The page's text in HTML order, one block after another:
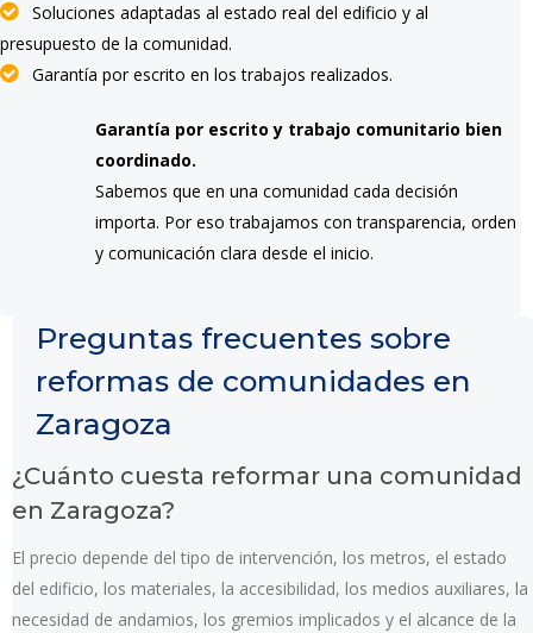
Soluciones adaptadas al estado real del edificio y al
presupuesto de la comunidad.
Garantía por escrito en los trabajos realizados.
Garantía por escrito y trabajo comunitario bien
coordinado.
Sabemos que en una comunidad cada decisión
importa. Por eso trabajamos con transparencia, orden
y comunicación clara desde el inicio.
Preguntas frecuentes sobre
reformas de comunidades en
Zaragoza
¿Cuánto cuesta reformar una comunidad
en Zaragoza?
El precio depende del tipo de intervención, los metros, el estado
del edificio, los materiales, la accesibilidad, los medios auxiliares, la
necesidad de andamios, los gremios implicados y el alcance de la